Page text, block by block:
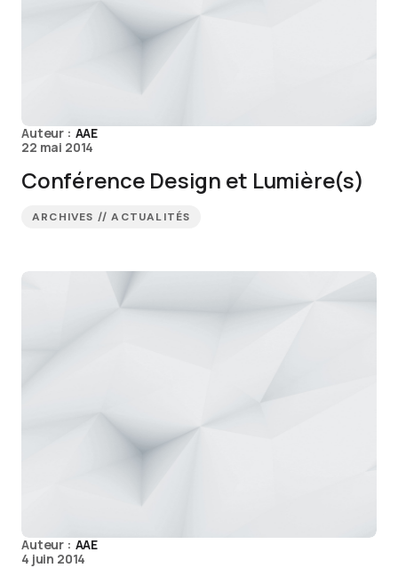
Auteur : AAE
22 mai 2014
Conférence Design et Lumière(s)
ARCHIVES // ACTUALITÉS
Auteur : AAE
4 juin 2014